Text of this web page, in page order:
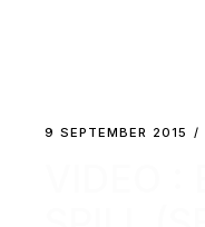
9 SEPTEMBER 2015